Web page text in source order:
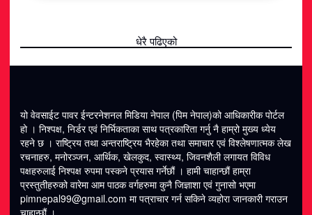
धेरै पढिएको
यो वेवसाईट पावर ईन्टरनेशनल मिडिया नेपाल (पिम नेपाल)को आधिकारीक पोर्टल
हो । निश्पक्ष, निर्डर एवं निर्भिकताका साथ पत्रकारिता गर्नु नै हाम्रो मुख्य ध्येय
रहने छ । राष्ट्रिय तथा अन्तराष्ट्रिय भैरहेका तथा समाचार एवं विश्लेषणात्मक लेख
रचनाहरु, मनोरञ्जन, आर्थिक, खेलकुद, स्वास्थ्य, जिवनशैली लगायत विविध
पक्षहरुलाई निश्पक्ष रुपमा पस्कने प्रयास गर्नेछौं । हामी चाहान्छौं हाम्रा
प्रस्तुतीहरुको वारेमा आम पाठक वर्गहरुमा कुनै जिज्ञाशा एवं गुनासो भएमा
pimnepal99@gmail.com मा पत्राचार गर्न सकिने व्यहोरा जानकारी गराउन
चाहान्छौं ।